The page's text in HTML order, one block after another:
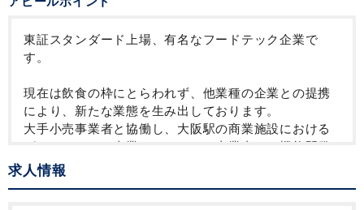
東証スタンダード上場、有名なフードテック企業で
す。
現在は飲食の枠にとらわれず、他業種の企業との提携
により、新たな業態を生み出しております。
大手小売事業者と協働し、大阪駅の商業施設における
グローサラント事業や、システム事業者との機能開発
等、プロデューズ案件も多数手がけております。
求人情報